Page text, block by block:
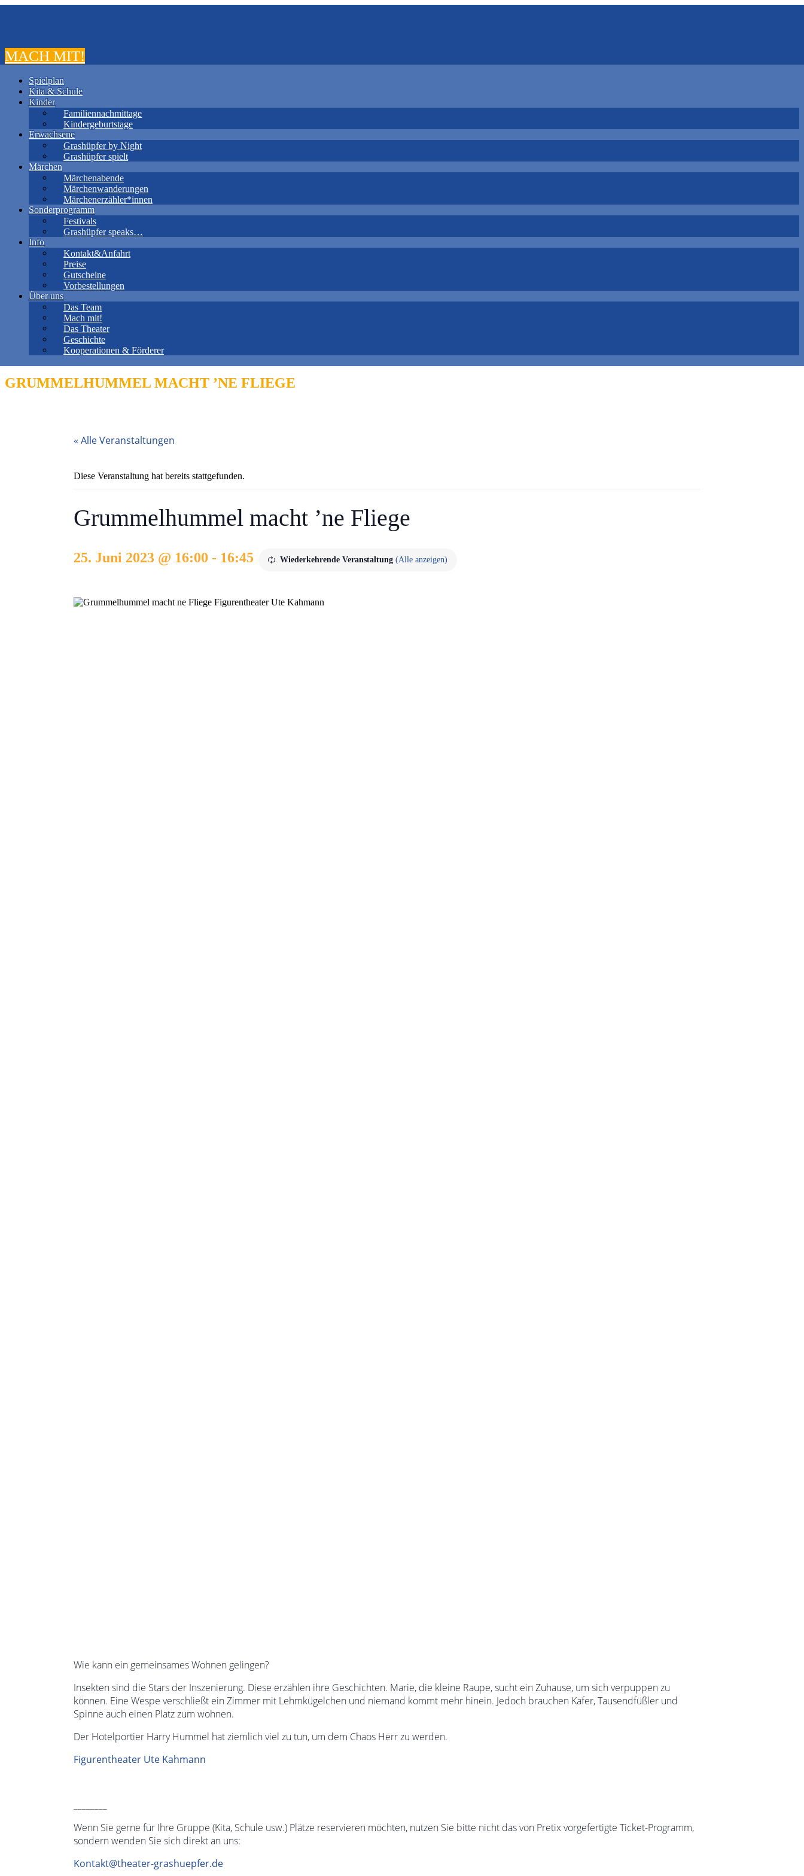
MACH MIT!
Spielplan
Kita & Schule
Kinder
Familiennachmittage
Kindergeburtstage
Erwachsene
Grashüpfer by Night
Grashüpfer spielt
Märchen
Märchenabende
Märchenwanderungen
Märchenerzähler*innen
Sonderprogramm
Festivals
Grashüpfer speaks…
Info
Kontakt&Anfahrt
Preise
Gutscheine
Vorbestellungen
Über uns
Das Team
Mach mit!
Das Theater
Geschichte
Kooperationen & Förderer
GRUMMELHUMMEL MACHT ’NE FLIEGE
« Alle Veranstaltungen
Diese Veranstaltung hat bereits stattgefunden.
Grummelhummel macht ’ne Fliege
25. Juni 2023 @ 16:00 - 16:45 Wiederkehrende Veranstaltung (Alle anzeigen)
Wie kann ein gemeinsames Wohnen gelingen?
Insekten sind die Stars der Inszenierung. Diese erzählen ihre Geschichten. Marie, die kleine Raupe, sucht ein Zuhause, um sich verpuppen zu
können. Eine Wespe verschließt ein Zimmer mit Lehmkügelchen und niemand kommt mehr hinein. Jedoch brauchen Käfer, Tausendfüßler und
Spinne auch einen Platz zum wohnen.
Der Hotelportier Harry Hummel hat ziemlich viel zu tun, um dem Chaos Herr zu werden.
Figurentheater Ute Kahmann
Wenn Sie gerne für Ihre Gruppe (Kita, Schule usw.) Plätze reservieren möchten, nutzen Sie bitte nicht das von Pretix vorgefertigte Ticket-Programm,
sondern wenden Sie sich direkt an uns:
Kontakt@theater-grashuepfer.de